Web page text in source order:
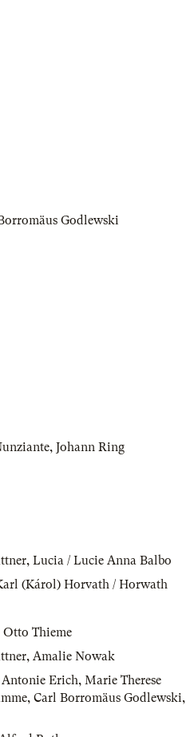
Godlewski
, Johann Ring
, Lucia / Lucie Anna Balbo
(Károl) Horvath / Horwath
Otto Thieme
, Amalie Nowak
Erich, Marie Therese
, Carl Borromäus Godlewski,